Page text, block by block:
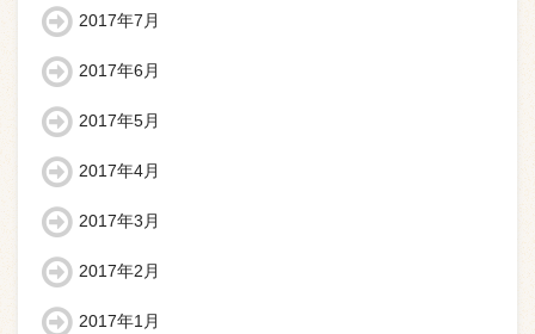
2017年7月
2017年6月
2017年5月
2017年4月
2017年3月
2017年2月
2017年1月